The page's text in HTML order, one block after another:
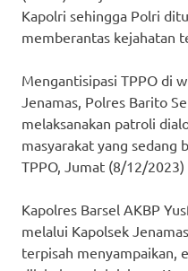
Kapolri sehingga Polri
memberantas kejahatan
Mengantisipasi TPPO di
Jenamas, Polres Barito
melaksanakan patroli
masyarakat yang sedang
TPPO, Jumat (8/12/2023)
Kapolres Barsel AKBP
melalui Kapolsek
terpisah menyampaikan,